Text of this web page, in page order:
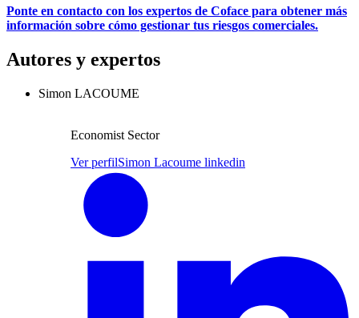
Ponte en contacto con los expertos de Coface para obtener más
información sobre cómo gestionar tus riesgos comerciales.
Autores y expertos
Simon LACOUME
Economist Sector
Ver perfilSimon Lacoume linkedin